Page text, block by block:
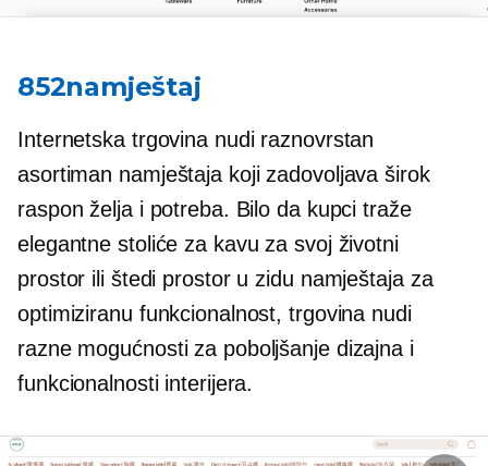
852namještaj
Internetska trgovina nudi raznovrstan
asortiman namještaja koji zadovoljava širok
raspon želja i potreba. Bilo da kupci traže
elegantne stoliće za kavu za svoj životni
prostor ili štedi prostor u zidu namještaja za
optimiziranu funkcionalnost, trgovina nudi
razne mogućnosti za poboljšanje dizajna i
funkcionalnosti interijera.